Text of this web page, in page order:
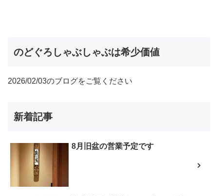
のどぐろしゃぶしゃぶは希少価値
2026/02/03のブログをご覧ください
新着記事
8月旧盆の営業予定です